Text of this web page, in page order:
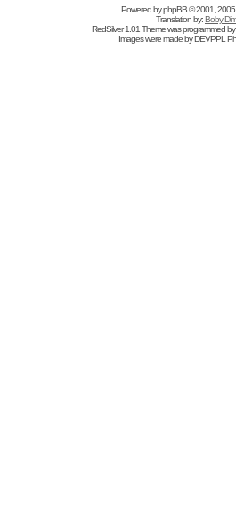
Powered byphpBB© 2001,
Translation by:Boby
RedSilver 1.01 Theme was programmed by
Images were made byDEVPPL